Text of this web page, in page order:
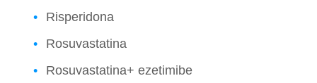
Risperidona
Rosuvastatina
Rosuvastatina+ ezetimibe